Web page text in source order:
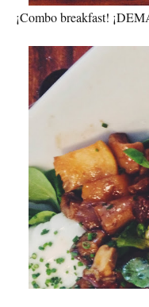
¡Combo breakfast!